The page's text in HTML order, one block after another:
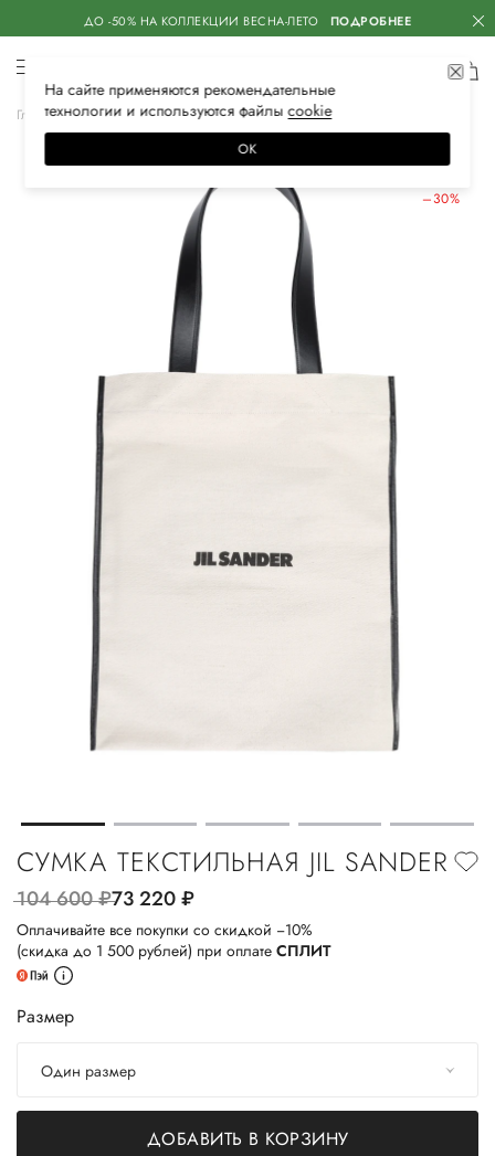
ДО -50% НА КОЛЛЕКЦИИ ВЕСНА-ЛЕТО ПОДРОБНЕЕ
Главная Женская Сумки Сумки
–30%
СУМКА ТЕКСТИЛЬНАЯ JIL SANDER
104 600руб.73 220руб.
Оплачивайте все покупки со скидкой −10%
(скидка до 1 500 рублей) при оплате СПЛИТ
Размер
Один размер
ДОБАВИТЬ В КОРЗИНУ
На сайте применяются рекомендательные
технологии и используются файлысооkiе
ОК